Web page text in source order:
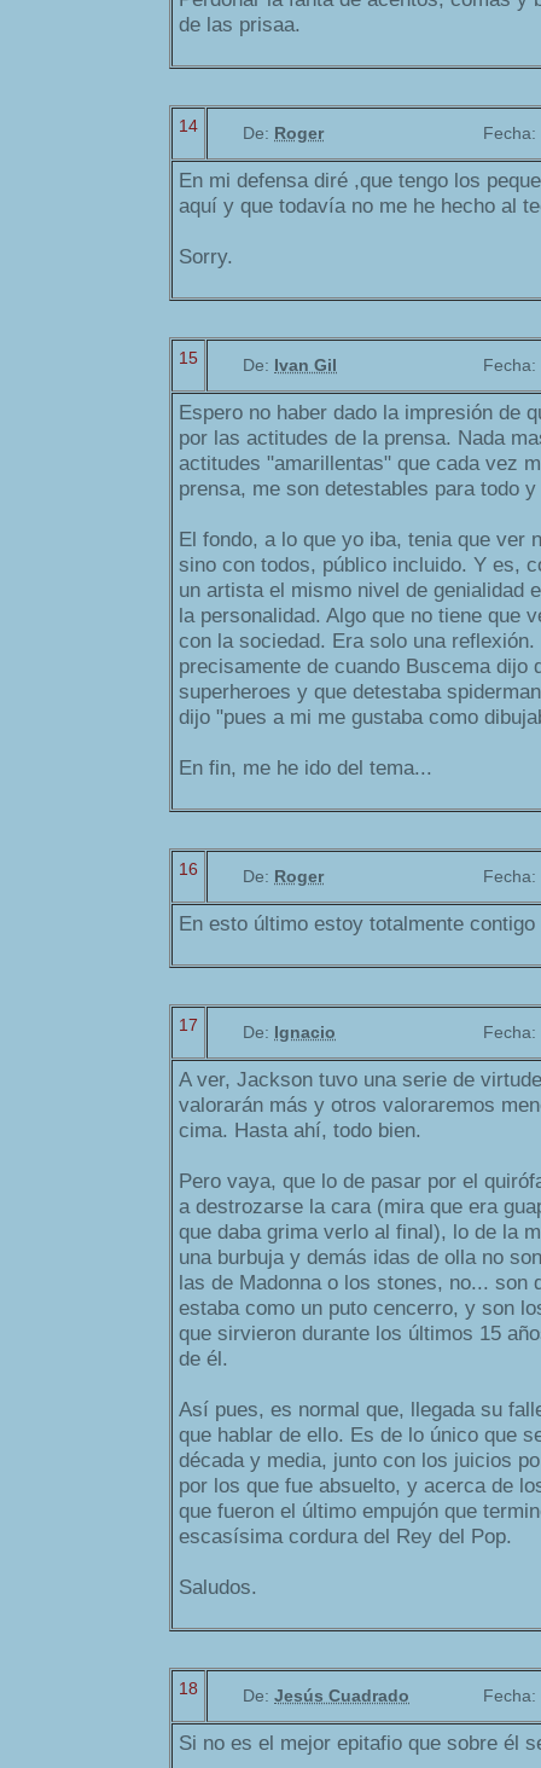
de las prisaa.
14 De: Roger Fecha:
En mi defensa diré ,que tengo los
aquí y que todavía no me he hecho al
Sorry.
15 De: Ivan Gil Fecha:
Espero no haber dado la impresión de
por las actitudes de la prensa. Nada
actitudes "amarillentas" que cada vez
prensa, me son detestables para todo
El fondo, a lo que yo iba, tenia que ver
sino con todos, público incluido. Y es,
un artista el mismo nivel de genialidad
la personalidad. Algo que no tiene que
con la sociedad. Era solo una
precisamente de cuando Buscema dijo
superheroes y que detestaba
dijo "pues a mi me gustaba como
En fin, me he ido del tema...
16 De: Roger Fecha:
En esto último estoy totalmente contigo
17 De: Ignacio Fecha:
A ver, Jackson tuvo una serie de
valorarán más y otros valoraremos
cima. Hasta ahí, todo bien.
Pero vaya, que lo de pasar por el
a destrozarse la cara (mira que era
que daba grima verlo al final), lo de la
una burbuja y demás idas de olla no
las de Madonna o los stones, no... son
estaba como un puto cencerro, y son
que sirvieron durante los últimos 15
de él.
Así pues, es normal que, llegada su
que hablar de ello. Es de lo único que
década y media, junto con los juicios
por los que fue absuelto, y acerca de
que fueron el último empujón que
escasísima cordura del Rey del Pop.
Saludos.
18 De: Jesús Cuadrado Fecha:
Si no es el mejor epitafio que sobre él